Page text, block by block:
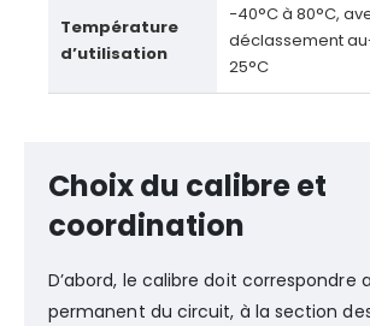
Température
d’utilisation
−40°C à 80°C,
déclassement
25°C
Choix du calibre et
coordination
D’abord, le calibre doit correspondre
permanent du circuit, à la section